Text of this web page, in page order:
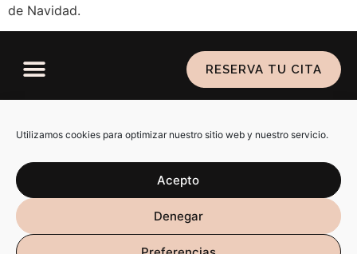
Utilizamos cookies para optimizar nuestro sitio web y nuestro servicio.
Acepto
Denegar
de Navidad.
RESERVA TU CITA
cookies
SARAIALMA @ 2026 ALL RIGHTS RESERVED. DISEÑO WEB
PORRÚBRIKA